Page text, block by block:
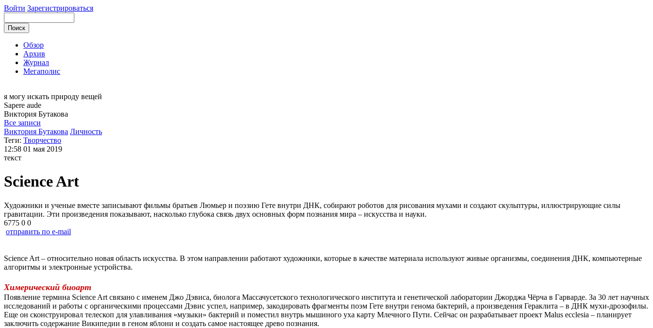
Войти Зарегистрироваться
Обзор
Архив
Журнал
Мегаполис
я могу искать природу вещей
Sapere aude
Виктория Бутакова
Все записи
Виктория Бутакова Личность
Теги: Творчество
12:58 01 мая 2019
текст
Science Art
Художники и ученые вместе записывают фильмы братьев Люмьер и поэзию Гете внутри ДНК, собирают роботов для рисования мухами и создают скульптуры, иллюстрирующие силы
гравитации. Эти произведения показывают, насколько глубока связь двух основных форм познания мира – искусства и науки.
6775 0 0
отправить по e-mail
Science Art – относительно новая область искусства. В этом направлении работают художники, которые в качестве материала используют живые организмы, соединения ДНК, компьютерные
алгоритмы и электронные устройства.
Химерический биоарт
Появление термина Science Art связано с именем Джо Дэвиса, биолога Массачусетского технологического института и генетической лаборатории Джорджа Чёрча в Гарварде. За 30 лет научных
исследований и работы с органическими процессами Дэвис успел, например, закодировать фрагменты поэм Гете внутри генома бактерий, а произведения Гераклита – в ДНК мухи-дрозофилы.
Еще он сконструировал телескоп для улавливания «музыки» бактерий и поместил внутрь мышиного уха карту Млечного Пути. Сейчас он разрабатывает проект Malus ecclesia – планирует
заключить содержание Википедии в геном яблони и создать самое настоящее древо познания.